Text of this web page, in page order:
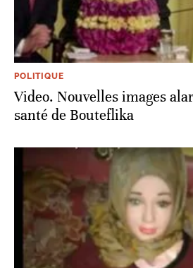
POLITIQUE
Video. Nouvelles images
santé de Bouteflika